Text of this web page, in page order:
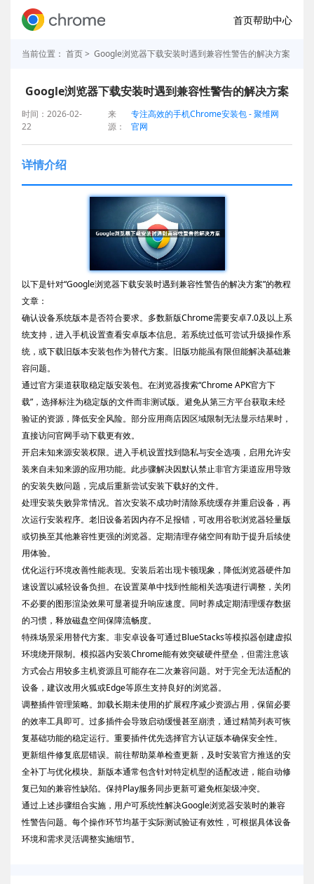
首页帮助中心
当前位置： 首页> Google浏览器下载安装时遇到兼容性警告的解决方案
Google浏览器下载安装时遇到兼容性警告的解决方案
时间：2026-02-
22
来
源：
专注高效的手机Chrome安装包 - 聚维网
官网
详情介绍
以下是针对“Google浏览器下载安装时遇到兼容性警告的解决方案”的教程
文章：
确认设备系统版本是否符合要求。多数新版Chrome需要安卓7.0及以上系
统支持，进入手机设置查看安卓版本信息。若系统过低可尝试升级操作系
统，或下载旧版本安装包作为替代方案。旧版功能虽有限但能解决基础兼
容问题。
通过官方渠道获取稳定版安装包。在浏览器搜索“Chrome APK官方下
载”，选择标注为稳定版的文件而非测试版。避免从第三方平台获取未经
验证的资源，降低安全风险。部分应用商店因区域限制无法显示结果时，
直接访问官网手动下载更有效。
开启未知来源安装权限。进入手机设置找到隐私与安全选项，启用允许安
装来自未知来源的应用功能。此步骤解决因默认禁止非官方渠道应用导致
的安装失败问题，完成后重新尝试安装下载好的文件。
处理安装失败异常情况。首次安装不成功时清除系统缓存并重启设备，再
次运行安装程序。老旧设备若因内存不足报错，可改用谷歌浏览器轻量版
或切换至其他兼容性更强的浏览器。定期清理存储空间有助于提升后续使
用体验。
优化运行环境改善性能表现。安装后若出现卡顿现象，降低浏览器硬件加
速设置以减轻设备负担。在设置菜单中找到性能相关选项进行调整，关闭
不必要的图形渲染效果可显著提升响应速度。同时养成定期清理缓存数据
的习惯，释放磁盘空间保障流畅度。
特殊场景采用替代方案。非安卓设备可通过BlueStacks等模拟器创建虚拟
环境绕开限制。模拟器内安装Chrome能有效突破硬件壁垒，但需注意该
方式会占用较多主机资源且可能存在二次兼容问题。对于完全无法适配的
设备，建议改用火狐或Edge等原生支持良好的浏览器。
调整插件管理策略。卸载长期未使用的扩展程序减少资源占用，保留必要
的效率工具即可。过多插件会导致启动缓慢甚至崩溃，通过精简列表可恢
复基础功能的稳定运行。重要插件优先选择官方认证版本确保安全性。
更新组件修复底层错误。前往帮助菜单检查更新，及时安装官方推送的安
全补丁与优化模块。新版本通常包含针对特定机型的适配改进，能自动修
复已知的兼容性缺陷。保持Play服务同步更新可避免框架级冲突。
通过上述步骤组合实施，用户可系统性解决Google浏览器安装时的兼容
性警告问题。每个操作环节均基于实际测试验证有效性，可根据具体设备
环境和需求灵活调整实施细节。